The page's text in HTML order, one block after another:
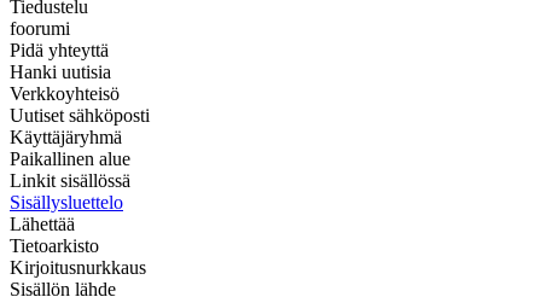
Tiedustelu
foorumi
Pidä yhteyttä
Hanki uutisia
Verkkoyhteisö
Uutiset sähköposti
Käyttäjäryhmä
Paikallinen alue
Linkit sisällössä
Sisällysluettelo
Lähettää
Tietoarkisto
Kirjoitusnurkkaus
Sisällön lähde